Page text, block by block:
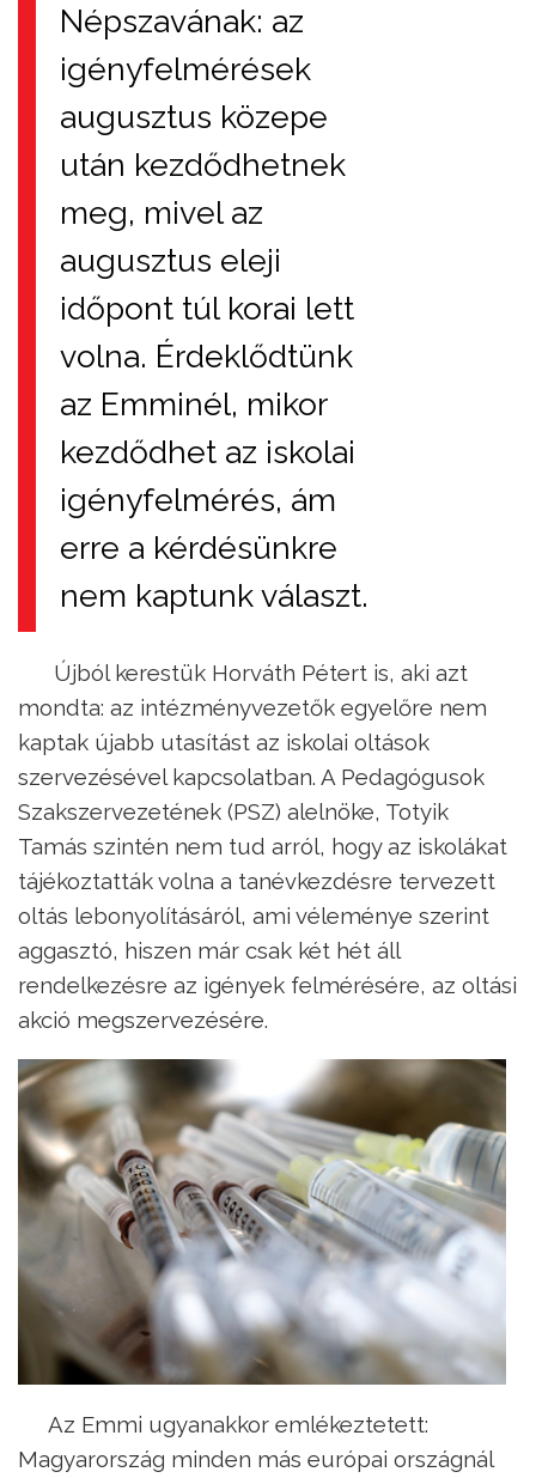
Népszavának: az
igényfelmérések
augusztus közepe
után kezdődhetnek
meg, mivel az
augusztus eleji
időpont túl korai lett
volna. Érdeklődtünk
az Emminél, mikor
kezdődhet az iskolai
igényfelmérés, ám
erre a kérdésünkre
nem kaptunk választ.
Újból kerestük Horváth Pétert is, aki azt
mondta: az intézményvezetők egyelőre nem
kaptak újabb utasítást az iskolai oltások
szervezésével kapcsolatban. A Pedagógusok
Szakszervezetének (PSZ) alelnöke, Totyik
Tamás szintén nem tud arról, hogy az iskolákat
tájékoztatták volna a tanévkezdésre tervezett
oltás lebonyolításáról, ami véleménye szerint
aggasztó, hiszen már csak két hét áll
rendelkezésre az igények felmérésére, az oltási
akció megszervezésére.
Az Emmi ugyanakkor emlékeztetett:
Magyarország minden más európai országnál